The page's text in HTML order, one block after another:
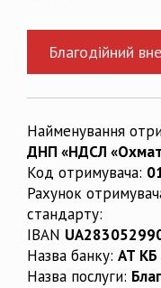
Благодійний
Найменування
ДНП «НДСЛ
Код отримувача:
Рахунок
стандарту:
IBAN
Назва банку: АТ КБ
Назва послуги: